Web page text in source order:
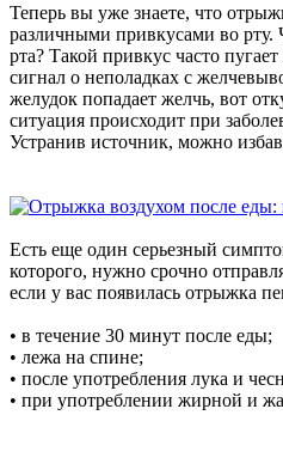
Теперь вы уже знаете, что
различными привкусами во рту.
рта? Такой привкус часто
сигнал о неполадках с
желудок попадает желчь, вот
ситуация происходит при
Устранив источник, можно
Есть еще один серьезный
которого, нужно срочно
если у вас появилась отрыжка
• в течение 30 минут после еды;
• лежа на спине;
• после употребления лука и
• при употреблении жирной и